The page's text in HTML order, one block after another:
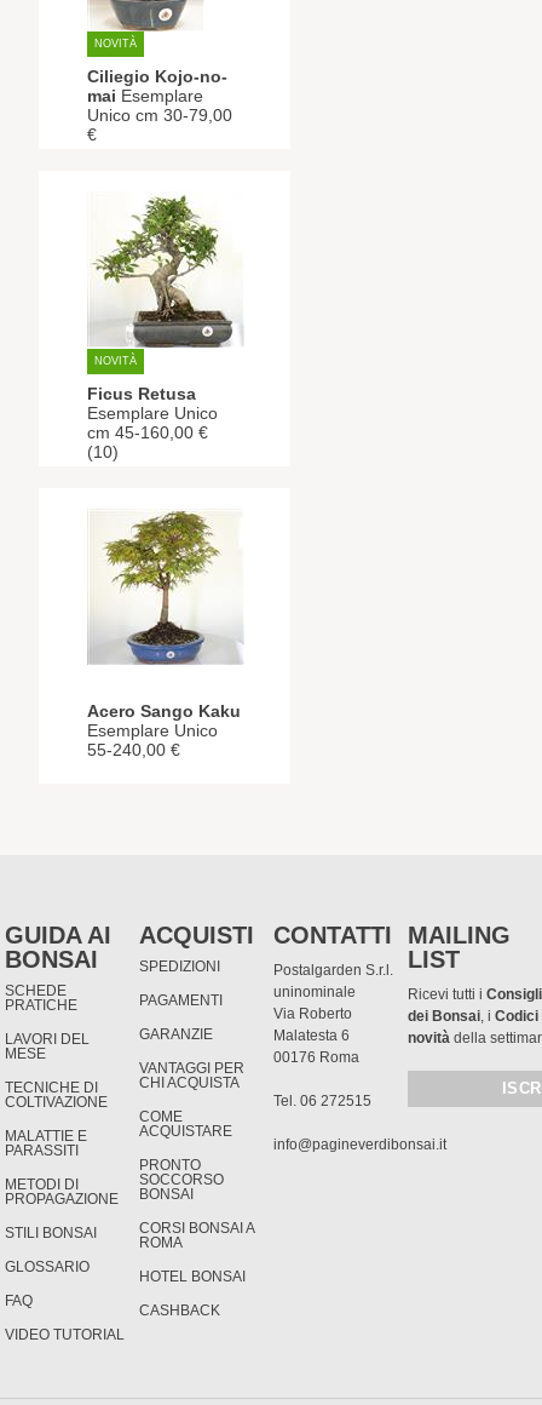
NOVITÀ
Ciliegio Kojo-no-
mai Esemplare
Unico cm 30-79,00
€
NOVITÀ
Ficus Retusa
Esemplare Unico
cm 45-160,00 €
(10)
Acero Sango Kaku
Esemplare Unico
55-240,00 €
GUIDA AI
BONSAI
SCHEDE
PRATICHE
LAVORI DEL
MESE
TECNICHE DI
COLTIVAZIONE
MALATTIE E
PARASSITI
METODI DI
PROPAGAZIONE
STILI BONSAI
GLOSSARIO
FAQ
VIDEO TUTORIAL
ACQUISTI
SPEDIZIONI
PAGAMENTI
GARANZIE
VANTAGGI PER
CHI ACQUISTA
COME
ACQUISTARE
PRONTO
SOCCORSO
BONSAI
CORSI BONSAI A
ROMA
HOTEL BONSAI
CASHBACK
CONTATTI
Postalgarden S.r.l.
uninominale
Via Roberto
Malatesta 6
00176 Roma
Tel. 06 272515
info@pagineverdibonsai.it
MAILING
LIST
Ricevi tutti i
dei Bonsai , iCodici
novità della